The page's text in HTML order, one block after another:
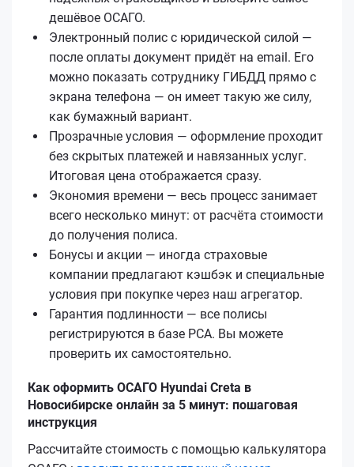
дешёвое ОСАГО.
Электронный полис с юридической силой —
после оплаты документ придёт на email. Его
можно показать сотруднику ГИБДД прямо с
экрана телефона — он имеет такую же силу,
как бумажный вариант.
Прозрачные условия — оформление проходит
без скрытых платежей и навязанных услуг.
Итоговая цена отображается сразу.
Экономия времени — весь процесс занимает
всего несколько минут: от расчёта стоимости
до получения полиса.
Бонусы и акции — иногда страховые
компании предлагают кэшбэк и специальные
условия при покупке через наш агрегатор.
Гарантия подлинности — все полисы
регистрируются в базе РСА. Вы можете
проверить их самостоятельно.
Как оформить ОСАГО Hyundai Creta в
Новосибирске онлайн за 5 минут: пошаговая
инструкция
Рассчитайте стоимость с помощью калькулятора